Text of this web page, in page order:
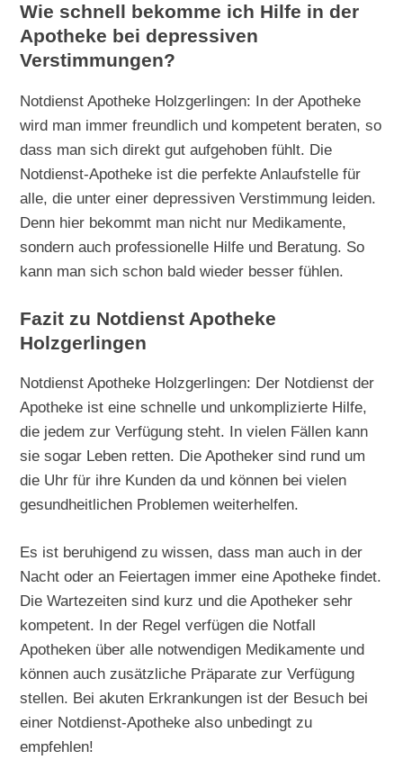
Wie schnell bekomme ich Hilfe in der
Apotheke bei depressiven
Verstimmungen?
Notdienst Apotheke Holzgerlingen: In der Apotheke
wird man immer freundlich und kompetent beraten, so
dass man sich direkt gut aufgehoben fühlt. Die
Notdienst-Apotheke ist die perfekte Anlaufstelle für
alle, die unter einer depressiven Verstimmung leiden.
Denn hier bekommt man nicht nur Medikamente,
sondern auch professionelle Hilfe und Beratung. So
kann man sich schon bald wieder besser fühlen.
Fazit zu Notdienst Apotheke
Holzgerlingen
Notdienst Apotheke Holzgerlingen: Der Notdienst der
Apotheke ist eine schnelle und unkomplizierte Hilfe,
die jedem zur Verfügung steht. In vielen Fällen kann
sie sogar Leben retten. Die Apotheker sind rund um
die Uhr für ihre Kunden da und können bei vielen
gesundheitlichen Problemen weiterhelfen.
Es ist beruhigend zu wissen, dass man auch in der
Nacht oder an Feiertagen immer eine Apotheke findet.
Die Wartezeiten sind kurz und die Apotheker sehr
kompetent. In der Regel verfügen die Notfall
Apotheken über alle notwendigen Medikamente und
können auch zusätzliche Präparate zur Verfügung
stellen. Bei akuten Erkrankungen ist der Besuch bei
einer Notdienst-Apotheke also unbedingt zu
empfehlen!